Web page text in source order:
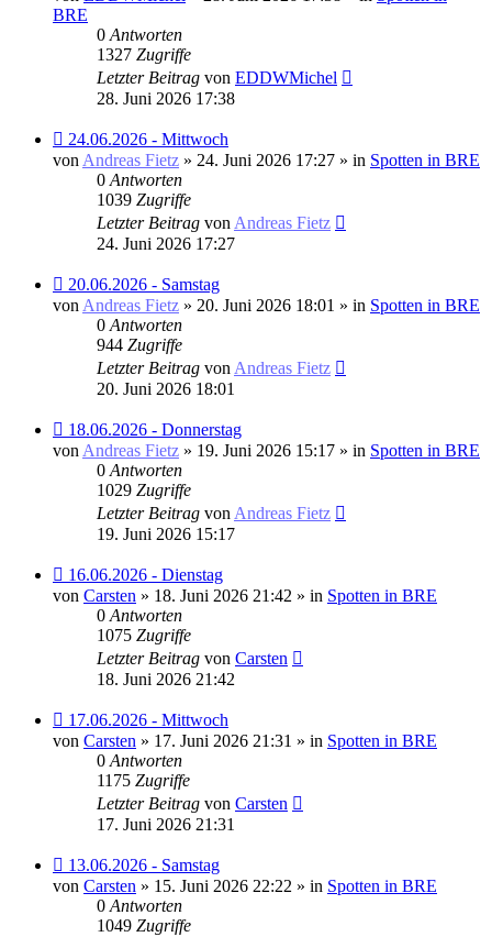
BRE
0 Antworten
1327 Zugriffe
Letzter Beitrag von EDDWMichel
28. Juni 2026 17:38
Neuer
Beitrag
24.06.2026 - Mittwoch
von Andreas Fietz » 24. Juni 2026 17:27 » in Spotten in BRE
0 Antworten
1039 Zugriffe
Letzter Beitrag von Andreas Fietz
24. Juni 2026 17:27
Neuer
Beitrag
20.06.2026 - Samstag
von Andreas Fietz » 20. Juni 2026 18:01 » in Spotten in BRE
0 Antworten
944 Zugriffe
Letzter Beitrag von Andreas Fietz
20. Juni 2026 18:01
Neuer
Beitrag
18.06.2026 - Donnerstag
von Andreas Fietz » 19. Juni 2026 15:17 » in Spotten in BRE
0 Antworten
1029 Zugriffe
Letzter Beitrag von Andreas Fietz
19. Juni 2026 15:17
Neuer
Beitrag
16.06.2026 - Dienstag
von Carsten » 18. Juni 2026 21:42 » in Spotten in BRE
0 Antworten
1075 Zugriffe
Letzter Beitrag von Carsten
18. Juni 2026 21:42
Neuer
Beitrag
17.06.2026 - Mittwoch
von Carsten » 17. Juni 2026 21:31 » in Spotten in BRE
0 Antworten
1175 Zugriffe
Letzter Beitrag von Carsten
17. Juni 2026 21:31
Neuer
Beitrag
13.06.2026 - Samstag
von Carsten » 15. Juni 2026 22:22 » in Spotten in BRE
0 Antworten
1049 Zugriffe